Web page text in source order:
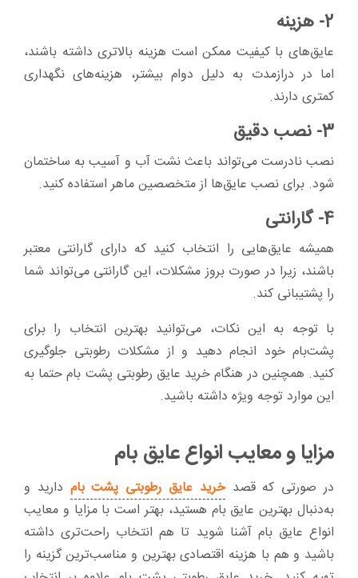
2- هزینه
عایق‌های با کیفیت ممکن است هزینه بالاتری داشته باشند،
اما در درازمدت به دلیل دوام بیشتر، هزینه‌های نگهداری
کمتری دارند.
3- نصب دقیق
نصب نادرست می‌تواند باعث نشت آب و آسیب به ساختمان
شود. برای نصب عایق‌ها از متخصصین ماهر استفاده کنید.
4- گارانتی
همیشه عایق‌هایی را انتخاب کنید که دارای گارانتی معتبر
باشند، زیرا در صورت بروز مشکلات، این گارانتی می‌تواند شما
را پشتیبانی کند.
با توجه به این نکات، می‌توانید بهترین انتخاب را برای
پشت‌بام خود انجام دهید و از مشکلات رطوبتی جلوگیری
کنید. همچنین در هنگام خرید عایق رطوبتی پشت بام حتما به
این موارد توجه ویژه داشته باشید.
مزایا و معایب انواع عایق بام
در صورتی که قصدخرید عایق رطوبتی پشت بام دارید و
به‌دنبال بهترین عایق بام هستید، بهتر است با مزایا و معایب
انواع عایق بام آشنا شوید تا هم انتخاب راحت‌تری داشته
باشید و هم با هزینه اقتصادی بهترین و مناسب‌ترین گزینه را